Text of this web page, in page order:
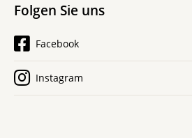
Folgen Sie uns
Facebook
Instagram